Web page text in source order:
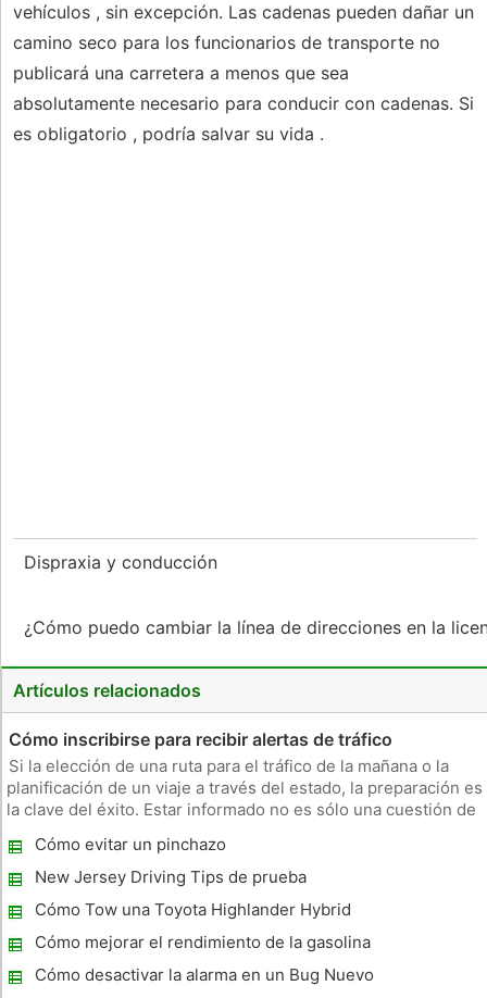
vehículos , sin excepción. Las cadenas pueden dañar un
camino seco para los funcionarios de transporte no
publicará una carretera a menos que sea
absolutamente necesario para conducir con cadenas. Si
es obligatorio , podría salvar su vida .
Dispraxia y conducción
¿Cómo puedo cambiar la línea de direcciones en la
Artículos relacionados
Cómo inscribirse para recibir alertas de tráfico
Si la elección de una ruta para el tráfico de la mañana o la
planificación de un viaje a través del estado, la preparación es
la clave del éxito. Estar informado no es sólo una cuestión de
--- se puede saber lo que otros conductores en la
Cómo evitar un pinchazo
New Jersey Driving Tips de prueba
Cómo Tow una Toyota Highlander Hybrid
4WD
Cómo mejorar el rendimiento de la gasolina
en un Ford Bronco
Cómo desactivar la alarma en un Bug Nuevo